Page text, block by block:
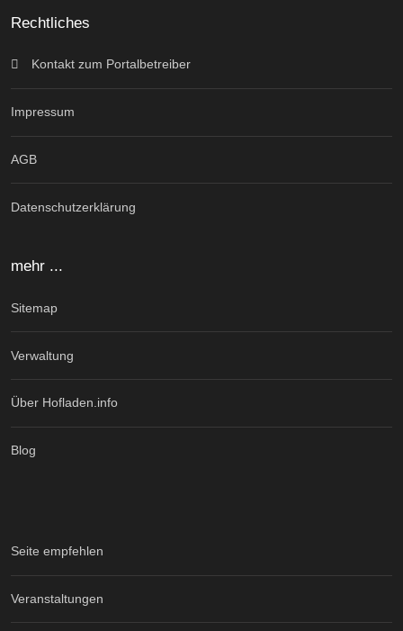
Rechtliches
Kontakt zum Portalbetreiber
Impressum
AGB
Datenschutzerklärung
mehr ...
Sitemap
Verwaltung
Über Hofladen.info
Blog
Seite empfehlen
Veranstaltungen